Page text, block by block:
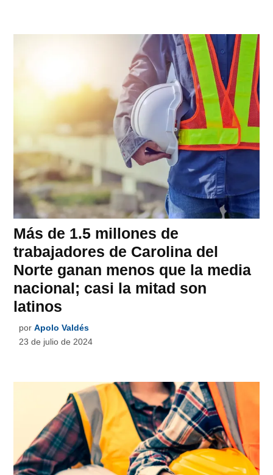
Más de 1.5 millones de
trabajadores de Carolina del
Norte ganan menos que la media
nacional; casi la mitad son
latinos
por Apolo Valdés
23 de julio de 2024